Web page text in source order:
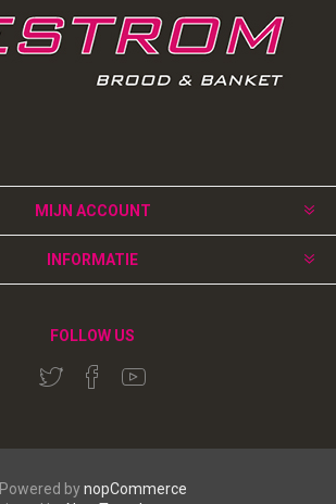
MIJN ACCOUNT
INFORMATIE
FOLLOW US
Powered bynopCommerce